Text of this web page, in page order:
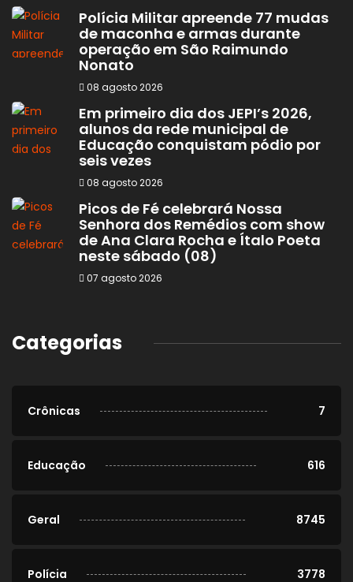
Polícia Militar apreende 77 mudas
de maconha e armas durante
operação em São Raimundo
Nonato
08 agosto 2026
Em primeiro dia dos JEPI’s 2026,
alunos da rede municipal de
Educação conquistam pódio por
seis vezes
08 agosto 2026
Picos de Fé celebrará Nossa
Senhora dos Remédios com show
de Ana Clara Rocha e Ítalo Poeta
neste sábado (08)
07 agosto 2026
Categorias
Crônicas 7
Educação 616
Geral 8745
Polícia 3778